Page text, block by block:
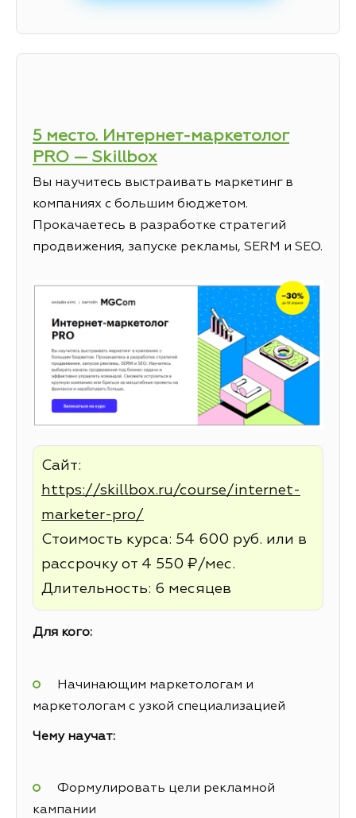
5 место. Интернет-маркетолог
PRO — Skillbox
Вы научитесь выстраивать маркетинг в
компаниях с большим бюджетом.
Прокачаетесь в разработке стратегий
продвижения, запуске рекламы, SERM и SEO.
Сайт:
https://skillbox.ru/course/internet-
marketer-pro/
Стоимость курса: 54 600 руб. или в
рассрочку от 4 550 ₽/мес.
Длительность: 6 месяцев
Для кого:
Начинающим маркетологам и
маркетологам с узкой специализацией
Чему научат:
Формулировать цели рекламной
кампании